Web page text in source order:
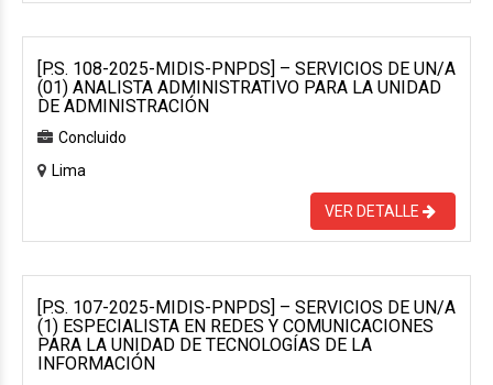
[P.S. 108-2025-MIDIS-PNPDS] – SERVICIOS DE UN/A
(01) ANALISTA ADMINISTRATIVO PARA LA UNIDAD
DE ADMINISTRACIÓN
Concluido
Lima
VER DETALLE
[P.S. 107-2025-MIDIS-PNPDS] – SERVICIOS DE UN/A
(1) ESPECIALISTA EN REDES Y COMUNICACIONES
PARA LA UNIDAD DE TECNOLOGÍAS DE LA
INFORMACIÓN